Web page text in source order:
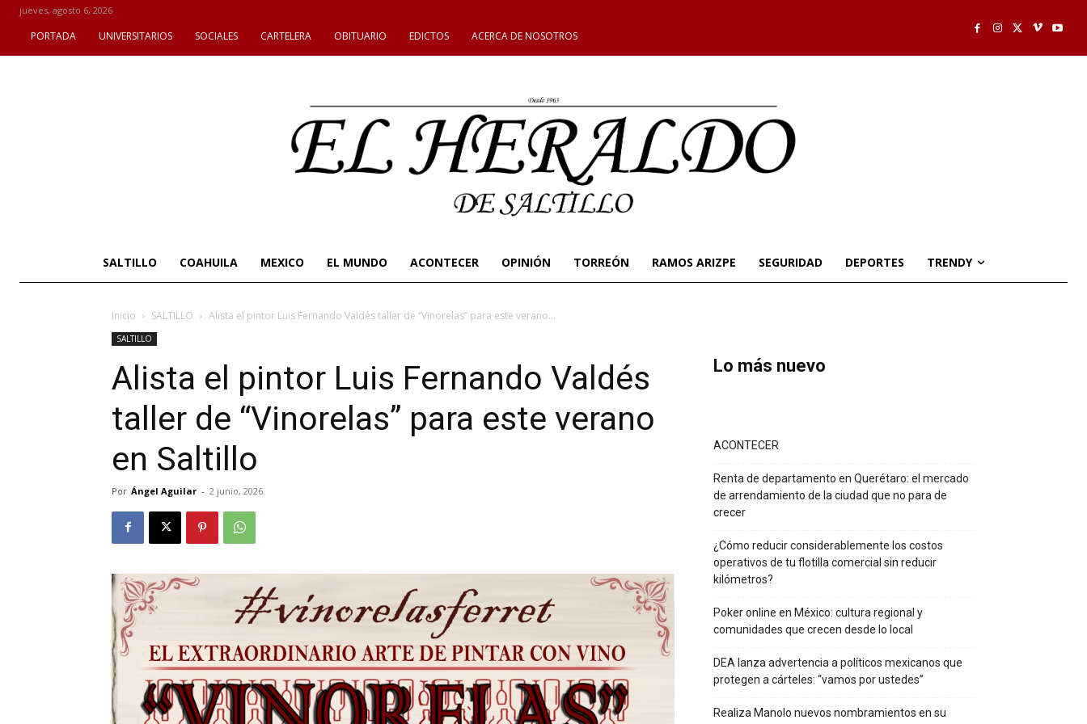
jueves, agosto 6, 2026
PORTADA UNIVERSITARIOS SOCIALES CARTELERA OBITUARIO EDICTOS ACERCA DE NOSOTROS
SALTILLO COAHUILA MEXICO EL MUNDO ACONTECER OPINIÓN TORREÓN RAMOS ARIZPE SEGURIDAD DEPORTES TRENDY
Inicio SALTILLO Alista el pintor Luis Fernando Valdés taller de “Vinorelas” para este verano...
SALTILLO
Alista el pintor Luis Fernando Valdés
taller de “Vinorelas” para este verano
en Saltillo
Por Ángel Aguilar - 2 junio, 2026
Lo más nuevo
ACONTECER
Renta de departamento en Querétaro: el mercado
de arrendamiento de la ciudad que no para de
crecer
¿Cómo reducir considerablemente los costos
operativos de tu flotilla comercial sin reducir
kilómetros?
Poker online en México: cultura regional y
comunidades que crecen desde lo local
DEA lanza advertencia a políticos mexicanos que
protegen a cárteles: “vamos por ustedes”
Realiza Manolo nuevos nombramientos en su